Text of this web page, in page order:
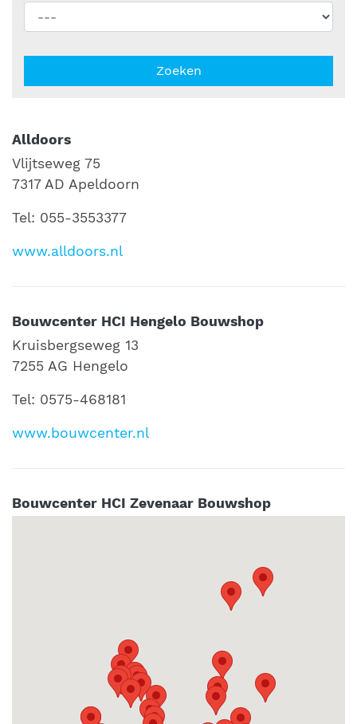
Zoeken
Alldoors
Vlijtseweg 75
7317 AD Apeldoorn
Tel: 055-3553377
www.alldoors.nl
Bouwcenter HCI Hengelo Bouwshop
Kruisbergseweg 13
7255 AG Hengelo
Tel: 0575-468181
www.bouwcenter.nl
Bouwcenter HCI Zevenaar Bouwshop
Bouwcenter HCI Elst Bouwshop